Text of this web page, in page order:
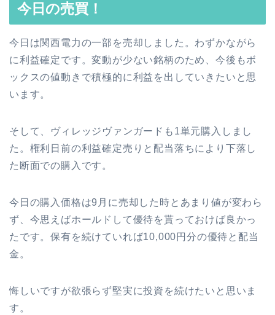
今日の売買！
今日は関西電力の一部を売却しました。わずかながら
に利益確定です。変動が少ない銘柄のため、今後もボ
ックスの値動きで積極的に利益を出していきたいと思
います。
そして、ヴィレッジヴァンガードも1単元購入しまし
た。権利日前の利益確定売りと配当落ちにより下落し
た断面での購入です。
今日の購入価格は9月に売却した時とあまり値が変わら
ず、今思えばホールドして優待を貰っておけば良かっ
たです。保有を続けていれば10,000円分の優待と配当
金。
悔しいですが欲張らず堅実に投資を続けたいと思いま
す。